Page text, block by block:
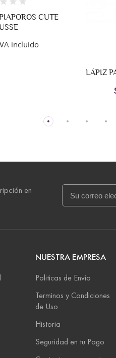
PARA CEJA C/ CEPILLO BISSÚ
en
NUESTRA EMPRESA
Politicas de Envio
Terminos y Condiciones
de Uso
Historia
Seguridad en tu Pago